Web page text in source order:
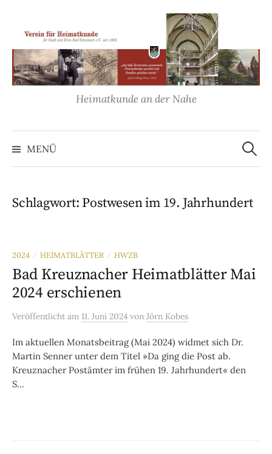
Inhalt
Heimatkunde an der Nahe
MENÜ
Suchen
nach:
Schlagwort: Postwesen im 19. Jahrhundert
2024 / HEIMATBLÄTTER / HWZB
Bad Kreuznacher Heimatblätter Mai
2024 erschienen
Veröffentlicht am 11. Juni 2024 von Jörn Kobes
Im aktuellen Monatsbeitrag (Mai 2024) widmet sich Dr.
Martin Senner unter dem Titel »Da ging die Post ab.
Kreuznacher Postämter im frühen 19. Jahrhundert« den
S...